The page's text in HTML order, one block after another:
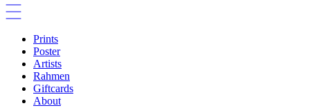
Prints
Poster
Artists
Rahmen
Giftcards
About